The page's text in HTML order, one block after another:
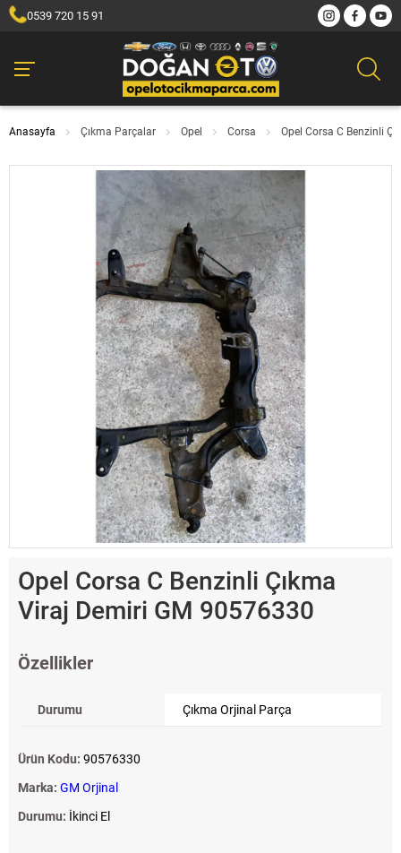
0539 720 15 91
Anasayfa Çıkma Parçalar Opel Corsa Opel Corsa C Benzinli
Opel Corsa C Benzinli Çıkma
Viraj Demiri GM 90576330
Özellikler
Durumu Çıkma Orjinal Parça
Ürün Kodu: 90576330
Marka: GM Orjinal
Durumu: İkinci El